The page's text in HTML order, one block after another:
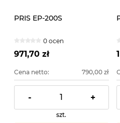
PRIS EP-200S
0 ocen
971,70 zł
Cena netto: 790,00 zł
- +
szt.